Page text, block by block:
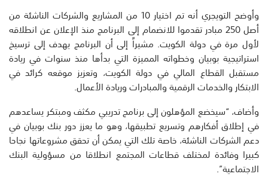
وأوضح التويجري أنه تم اختيار 10 من المشاريع والشركات الناشئة من
أصل 250 مبادر تقدموا للانضمام إلى البرنامج منذ الإعلان عن انطلاقه
لأول مرة في دولة الكويت. مشيراً إلى أن البرنامج يهدف إلى ترسيخ
استراتيجية بوبيان وخطواته المميزة التي بدأها منذ سنوات في ريادة
مستقبل القطاع المالي في دولة الكويت، وتعزيز موقعه كرائد في
الابتكار والخدمات الرقمية والمبادرات وريادة الأعمال.
وأضاف، “سيخضع المؤهلون إلى برنامج تدريبي مكثف ومبتكر يساعدهم
في إطلاق أفكارهم وتسريع تطبيقها، وهو ما يعزز دور بنك بوبيان في
دعم الشركات الناشئة، خاصة تلك التي يمكن أن تحقق مشروعاتها نجاحا
كبيرا وفائدة لمختلف قطاعات المجتمع انطلاقا من مسؤولية البنك
الاجتماعية”.